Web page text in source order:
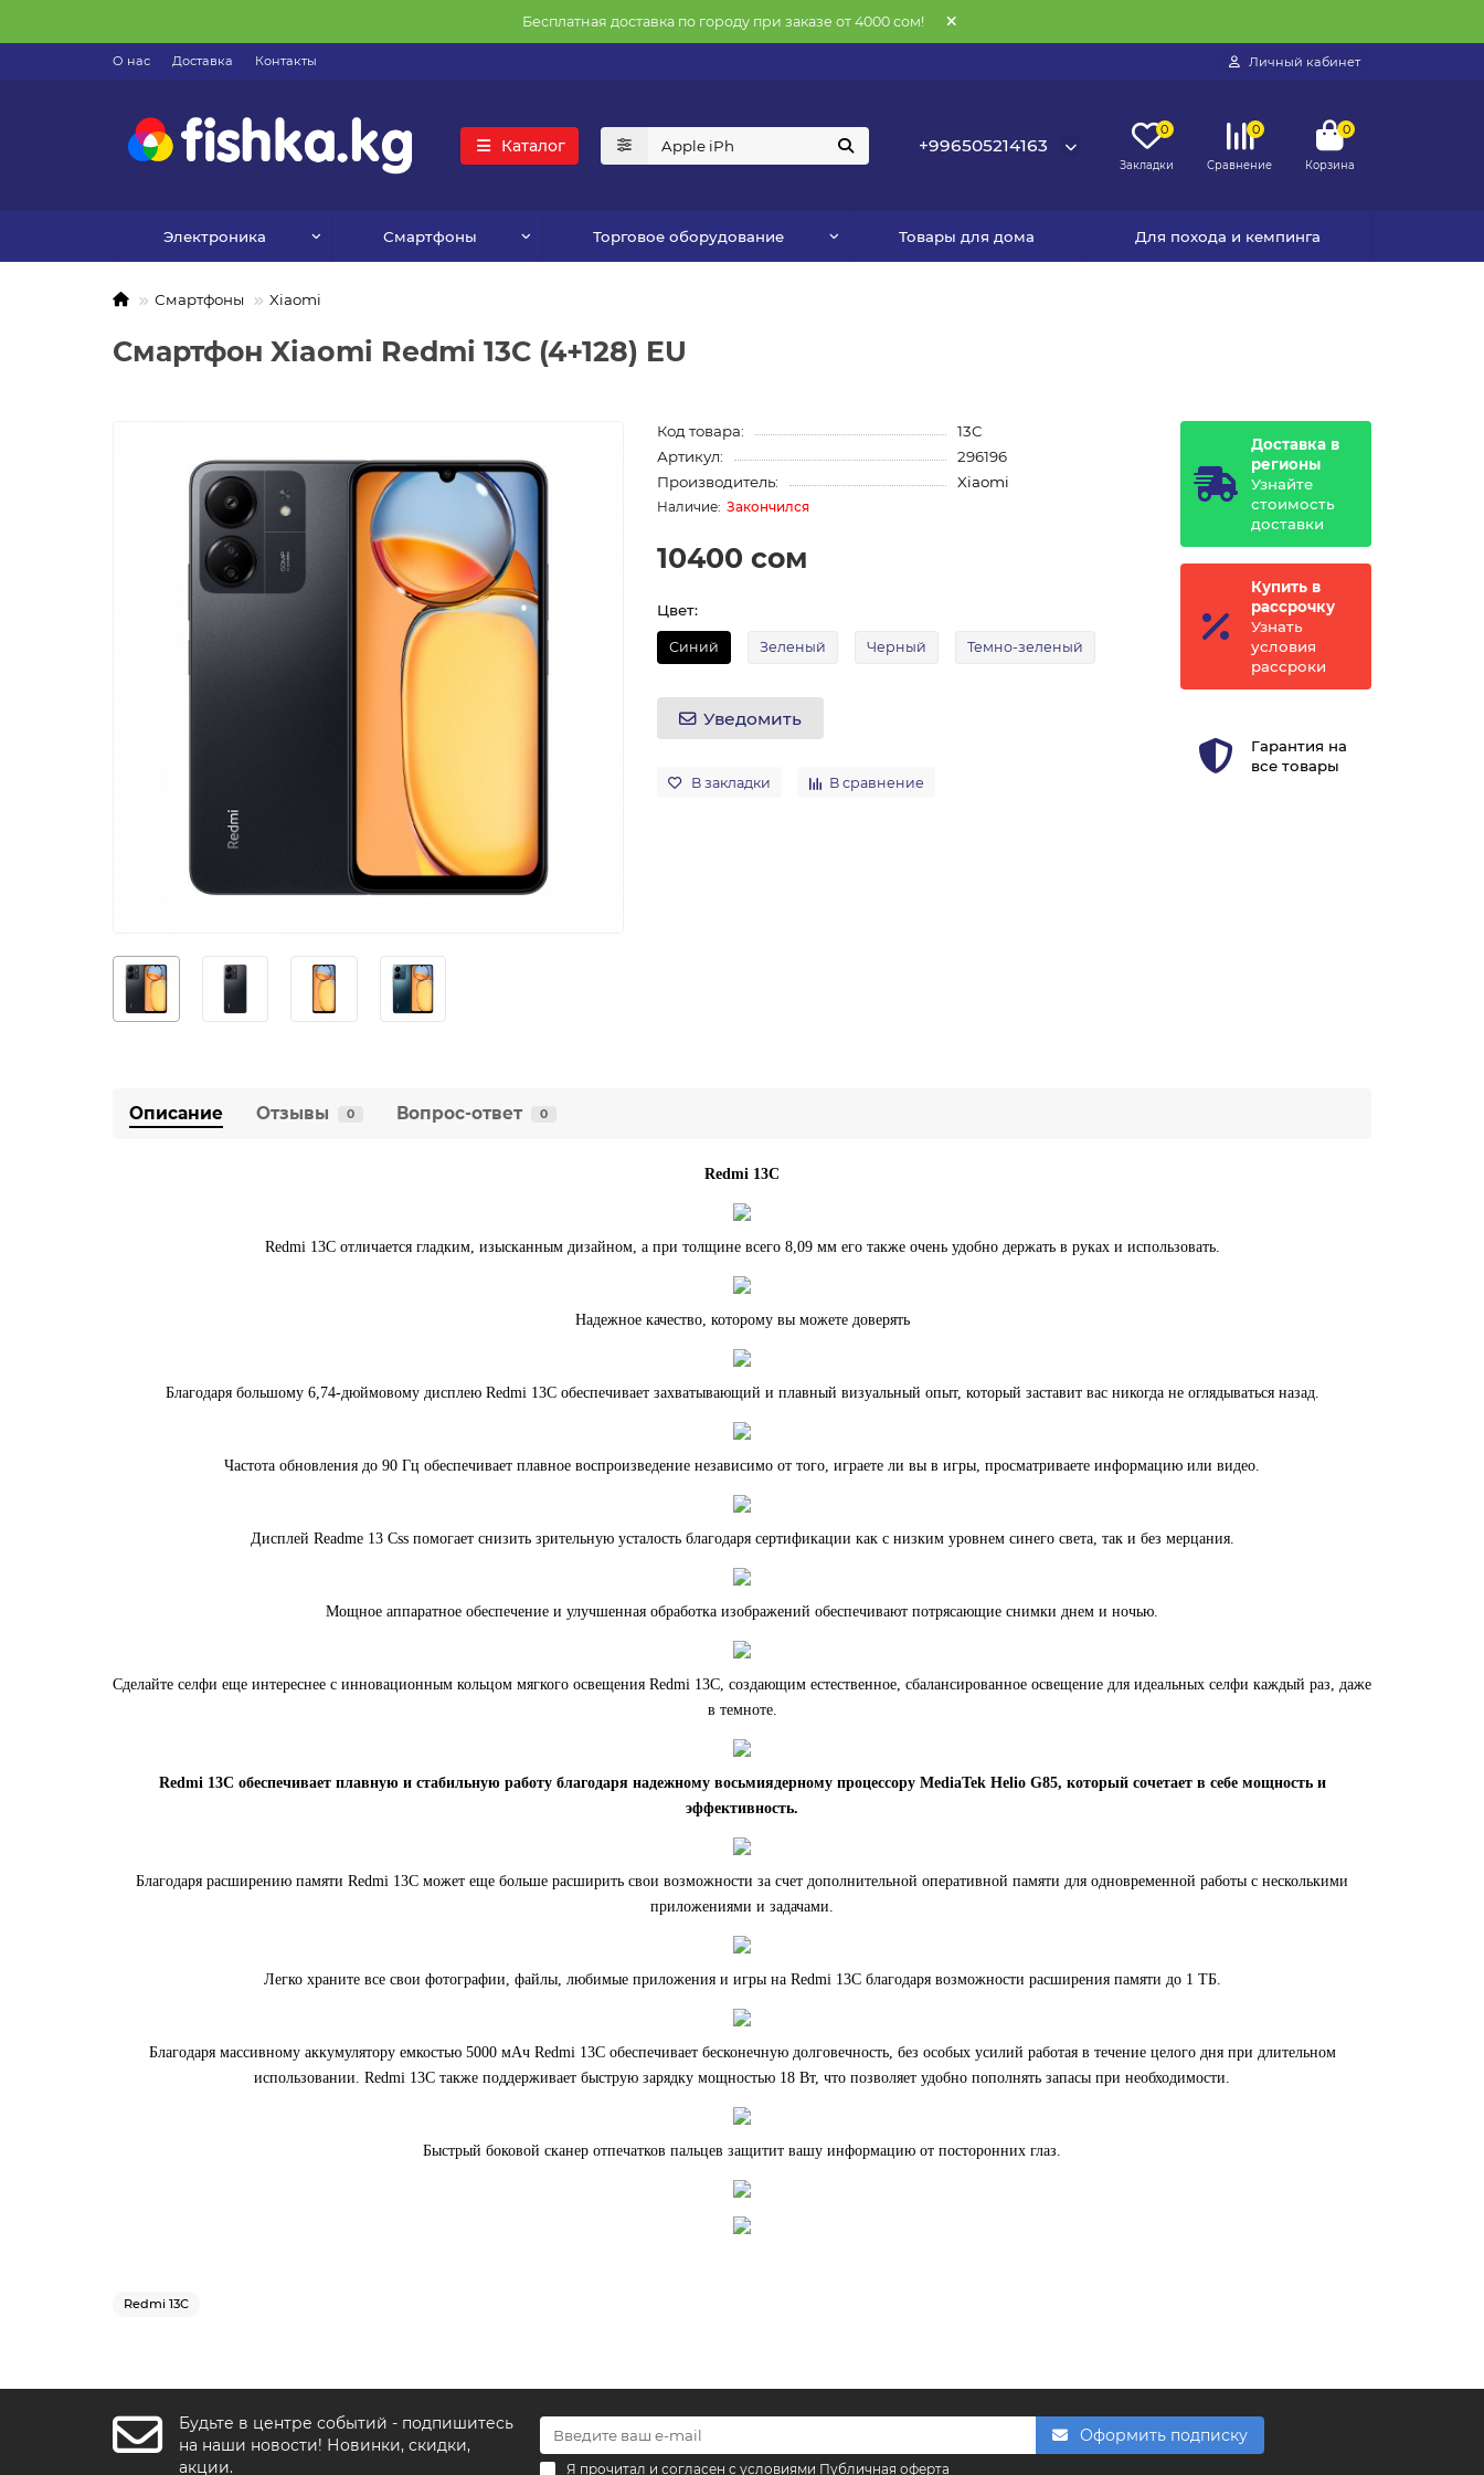
Бесплатная доставка по городу при заказе от 4000 сом!
О нас Доставка Контакты Личный кабинет
Каталог +996505214163
0
Закладки
0
Сравнение
0
Корзина
Электроника Смартфоны Торговое оборудование Товары для дома Для похода и кемпинга
Смартфоны Xiaomi
Смартфон Xiaomi Redmi 13C (4+128) EU
Код товара:
13C
Артикул:
296196
Производитель:
Xiaomi
Закончился
10400 сом
Цвет:
Синий Зеленый Черный Темно-зеленый
Уведомить
В закладки В сравнение
Доставка в
регионы
Узнайте
стоимость
доставки
Купить в
рассрочку
Узнать
условия
рассроки
Гарантия на
все товары
Описание Отзывы 0 Вопрос-ответ 0
Redmi 13C
Redmi 13C отличается гладким, изысканным дизайном, а при толщине всего 8,09 мм его также очень удобно держать в руках и использовать.
Надежное качество, которому вы можете доверять
Благодаря большому 6,74-дюймовому дисплею Redmi 13C обеспечивает захватывающий и плавный визуальный опыт, который заставит вас никогда не оглядываться назад.
Частота обновления до 90 Гц обеспечивает плавное воспроизведение независимо от того, играете ли вы в игры, просматриваете информацию или видео.
Дисплей Readme 13 Css помогает снизить зрительную усталость благодаря сертификации как с низким уровнем синего света, так и без мерцания.
Мощное аппаратное обеспечение и улучшенная обработка изображений обеспечивают потрясающие снимки днем и ночью.
Сделайте селфи еще интереснее с инновационным кольцом мягкого освещения Redmi 13C, создающим естественное, сбалансированное освещение для идеальных селфи каждый раз, даже
в темноте.
Redmi 13C обеспечивает плавную и стабильную работу благодаря надежному восьмиядерному процессору MediaTek Helio G85, который сочетает в себе мощность и
эффективность.
Благодаря расширению памяти Redmi 13C может еще больше расширить свои возможности за счет дополнительной оперативной памяти для одновременной работы с несколькими
приложениями и задачами.
Легко храните все свои фотографии, файлы, любимые приложения и игры на Redmi 13C благодаря возможности расширения памяти до 1 ТБ.
Благодаря массивному аккумулятору емкостью 5000 мАч Redmi 13C обеспечивает бесконечную долговечность, без особых усилий работая в течение целого дня при длительном
использовании. Redmi 13C также поддерживает быструю зарядку мощностью 18 Вт, что позволяет удобно пополнять запасы при необходимости.
Быстрый боковой сканер отпечатков пальцев защитит вашу информацию от посторонних глаз.
Redmi 13C
Будьте в центре событий - подпишитесь
на наши новости! Новинки, скидки,
акции.
Оформить подписку
Я прочитал и согласен с условиями Публичная оферта